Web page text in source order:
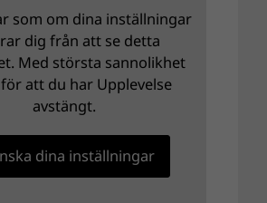
som om dina inställningar
dig från att se detta
Med största sannolikhet
att du har Upplevelse
avstängt.
dina inställningar